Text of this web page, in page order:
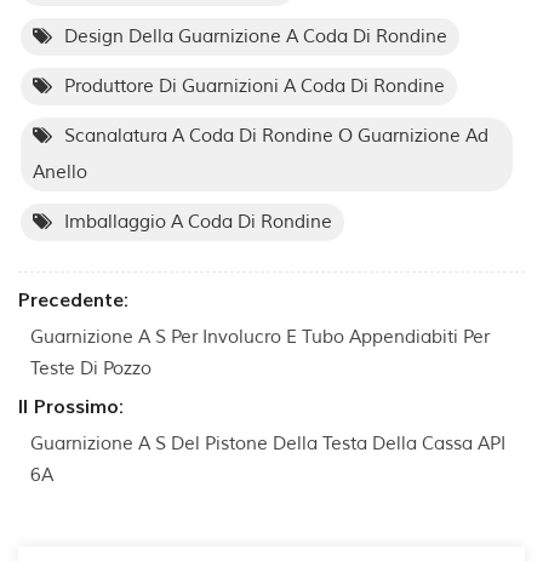
Design Della Guarnizione A Coda Di Rondine
Produttore Di Guarnizioni A Coda Di Rondine
Scanalatura A Coda Di Rondine O Guarnizione Ad
Anello
Imballaggio A Coda Di Rondine
Precedente:
Guarnizione A S Per Involucro E Tubo Appendiabiti Per
Teste Di Pozzo
Il Prossimo:
Guarnizione A S Del Pistone Della Testa Della Cassa API
6A